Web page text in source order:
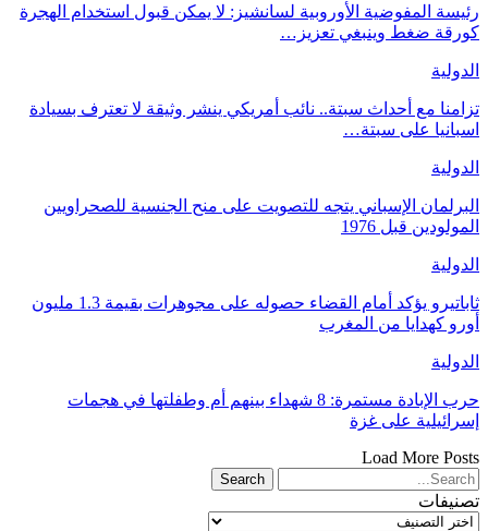
رئيسة المفوضية الأوروبية لسانشيز: لا يمكن قبول استخدام الهجرة
كورقة ضغط وينبغي تعزيز…
الدولية
تزامنا مع أحداث سبتة.. نائب أمريكي ينشر وثيقة لا تعترف بسيادة
اسبانيا على سبتة…
الدولية
البرلمان الإسباني يتجه للتصويت على منح الجنسية للصحراويين
المولودين قبل 1976
الدولية
ثاباتيرو يؤكد أمام القضاء حصوله على مجوهرات بقيمة 1.3 مليون
أورو كهدايا من المغرب
الدولية
حرب الإبادة مستمرة: 8 شهداء بينهم أم وطفلتها في هجمات
إسرائيلية على غزة
Load More Posts
تصنيفات
تصنيفات